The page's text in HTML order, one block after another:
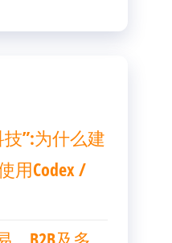
”:为什么建
用Codex /